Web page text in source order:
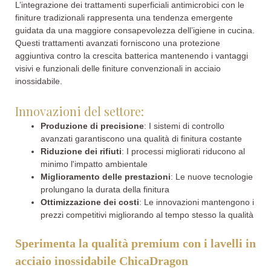
L’integrazione dei trattamenti superficiali antimicrobici con le
finiture tradizionali rappresenta una tendenza emergente
guidata da una maggiore consapevolezza dell’igiene in cucina.
Questi trattamenti avanzati forniscono una protezione
aggiuntiva contro la crescita batterica mantenendo i vantaggi
visivi e funzionali delle finiture convenzionali in acciaio
inossidabile.
Innovazioni del settore:
Produzione di precisione: I sistemi di controllo
avanzati garantiscono una qualità di finitura costante
Riduzione dei rifiuti: I processi migliorati riducono al
minimo l'impatto ambientale
Miglioramento delle prestazioni: Le nuove tecnologie
prolungano la durata della finitura
Ottimizzazione dei costi: Le innovazioni mantengono i
prezzi competitivi migliorando al tempo stesso la qualità
Sperimenta la qualità premium con i lavelli in
acciaio inossidabile ChicaDragon